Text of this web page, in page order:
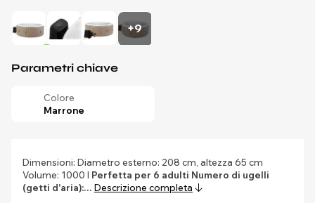
+9
Parametri chiave
Colore
Marrone
Dimensioni: Diametro esterno: 208 cm, altezza 65 cm
Volume: 1000 l Perfetta per 6 adulti Numero di ugelli
(getti d'aria):… Descrizione completa